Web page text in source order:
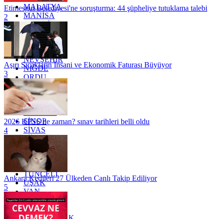
MALATYA
MANİSA
MARDİN
MERSİN
MUĞLA
MUŞ
NEVŞEHİR
NİĞDE
ORDU
OSMANİYE
RİZE
SAKARYA
SAMSUN
SİNOP
SİVAS
SİİRT
TEKİRDAĞ
TOKAT
TRABZON
TUNCELİ
UŞAK
VAN
YALOVA
YOZGAT
Etimesgut Belediyesi'ne soruşturma: 44 şüpheliye tutuklama talebi
2
Aşırı Sıcakların İnsani ve Ekonomik Faturası Büyüyor
3
2026 KPSS ne zaman? sınav tarihleri belli oldu
4
Ankara Kedileri 27 Ülkeden Canlı Takip Ediliyor
5